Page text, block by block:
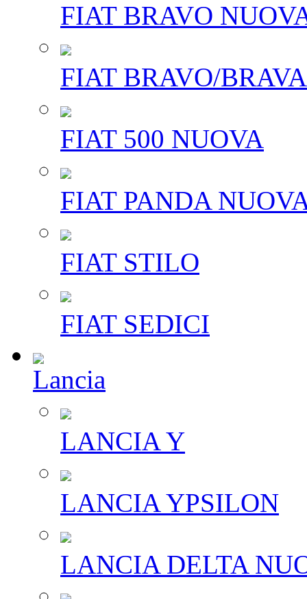
FIAT BRAVO
FIAT BRAVO/BRAVA
FIAT 500 NUOVA
FIAT PANDA
FIAT STILO
FIAT SEDICI
Lancia
LANCIA Y
LANCIA YPSILON
LANCIA DELTA